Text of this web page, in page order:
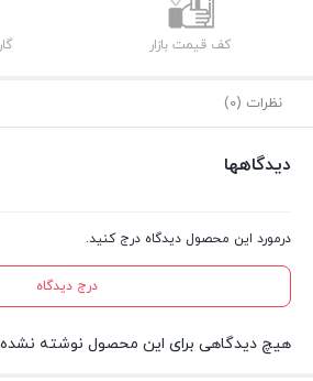
کف قیمت بازار
نظرات (0)
دیدگاهها
درمورد این محصول دیدگاه درج کنید.
درج دیدگاه
هیچ دیدگاهی برای این محصول نوشته